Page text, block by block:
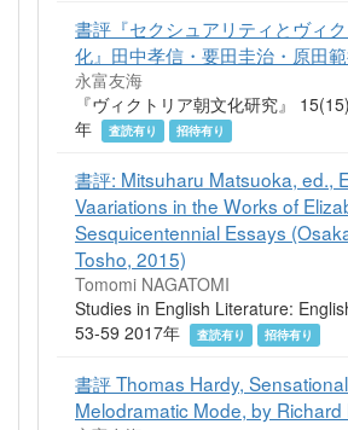
書評『セクシュアリティとヴィ
化』田中孝信・要田圭治・原田
永富友海
『ヴィクトリア朝文化研究』
年
査読有り 招待有り
書評: Mitsuharu Matsuoka, ed.,
Vaariations in the Works of
Sesquicentennial Essays
Tosho, 2015)
Tomomi NAGATOMI
Studies in English Literature:
53-59 2017年
査読有り 招待有り
書評 Thomas Hardy,
Melodramatic Mode, by